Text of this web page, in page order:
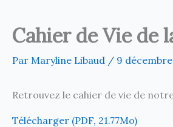
Cahier de Vie de
Par Maryline Libaud / 9
Retrouvez le cahier de vie de
Télécharger (PDF, 21.77Mo)